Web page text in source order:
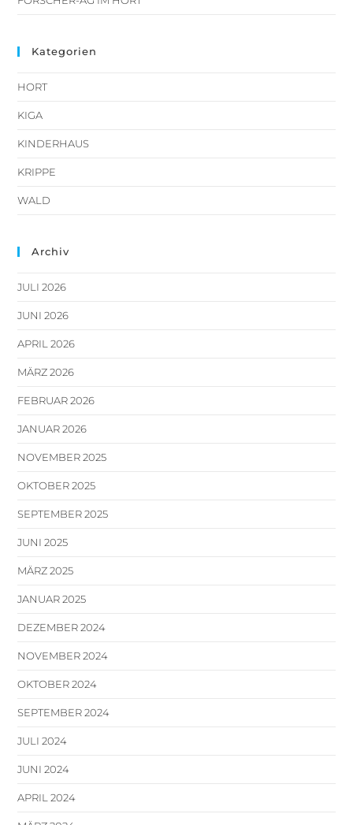
Kategorien
HORT
KIGA
KINDERHAUS
KRIPPE
WALD
Archiv
JULI 2026
JUNI 2026
APRIL 2026
MÄRZ 2026
FEBRUAR 2026
JANUAR 2026
NOVEMBER 2025
OKTOBER 2025
SEPTEMBER 2025
JUNI 2025
MÄRZ 2025
JANUAR 2025
DEZEMBER 2024
NOVEMBER 2024
OKTOBER 2024
SEPTEMBER 2024
JULI 2024
JUNI 2024
APRIL 2024